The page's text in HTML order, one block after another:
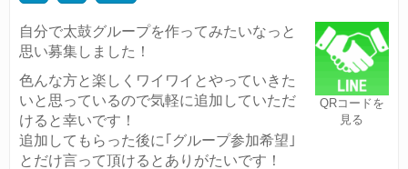
QRコードを
見る
自分で太鼓グループを作ってみたいなっと
思い募集しました！
色んな方と楽しくワイワイとやっていきた
いと思っているので気軽に追加していただ
けると幸いです！
追加してもらった後に｢グループ参加希望｣
とだけ言って頂けるとありがたいです！